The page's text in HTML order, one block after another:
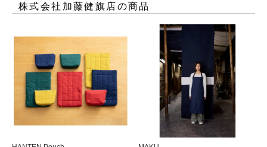
株式会社加藤健旗店の商品